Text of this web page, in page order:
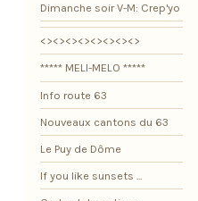
Dimanche soir V-M: Crep'yo
<><><><><><><><>
***** MELI-MELO *****
Info route 63
Nouveaux cantons du 63
Le Puy de Dôme
If you like sunsets ...